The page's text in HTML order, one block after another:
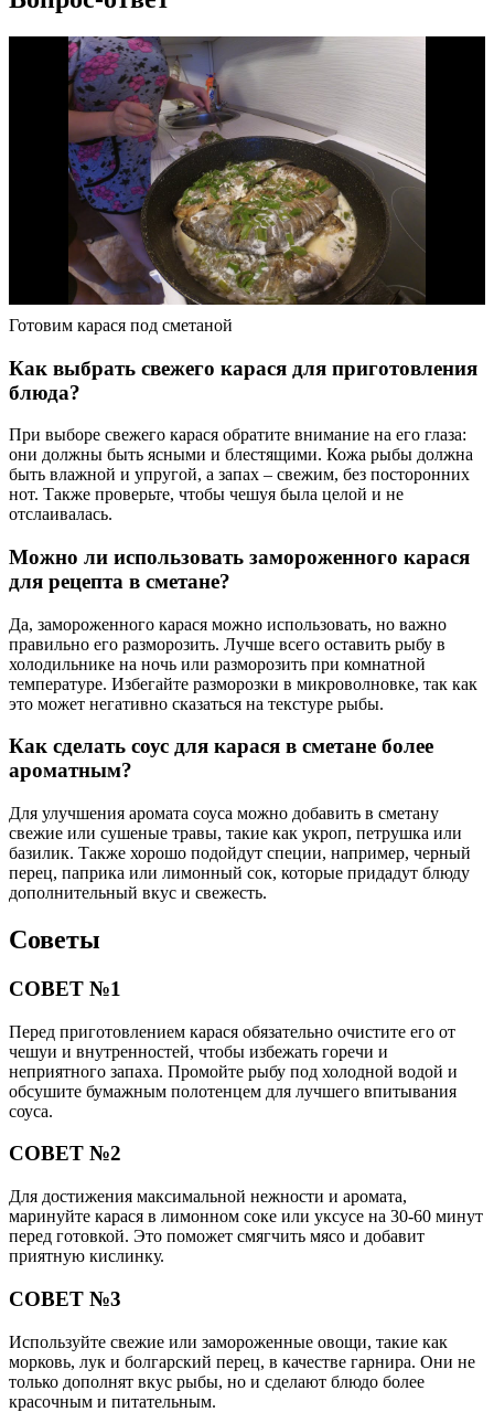
Готовим карася под сметаной
Как выбрать свежего карася для приготовления
блюда?
При выборе свежего карася обратите внимание на его глаза:
они должны быть ясными и блестящими. Кожа рыбы должна
быть влажной и упругой, а запах – свежим, без посторонних
нот. Также проверьте, чтобы чешуя была целой и не
отслаивалась.
Можно ли использовать замороженного карася
для рецепта в сметане?
Да, замороженного карася можно использовать, но важно
правильно его разморозить. Лучше всего оставить рыбу в
холодильнике на ночь или разморозить при комнатной
температуре. Избегайте разморозки в микроволновке, так как
это может негативно сказаться на текстуре рыбы.
Как сделать соус для карася в сметане более
ароматным?
Для улучшения аромата соуса можно добавить в сметану
свежие или сушеные травы, такие как укроп, петрушка или
базилик. Также хорошо подойдут специи, например, черный
перец, паприка или лимонный сок, которые придадут блюду
дополнительный вкус и свежесть.
Советы
СОВЕТ №1
Перед приготовлением карася обязательно очистите его от
чешуи и внутренностей, чтобы избежать горечи и
неприятного запаха. Промойте рыбу под холодной водой и
обсушите бумажным полотенцем для лучшего впитывания
соуса.
СОВЕТ №2
Для достижения максимальной нежности и аромата,
маринуйте карася в лимонном соке или уксусе на 30-60 минут
перед готовкой. Это поможет смягчить мясо и добавит
приятную кислинку.
СОВЕТ №3
Используйте свежие или замороженные овощи, такие как
морковь, лук и болгарский перец, в качестве гарнира. Они не
только дополнят вкус рыбы, но и сделают блюдо более
красочным и питательным.